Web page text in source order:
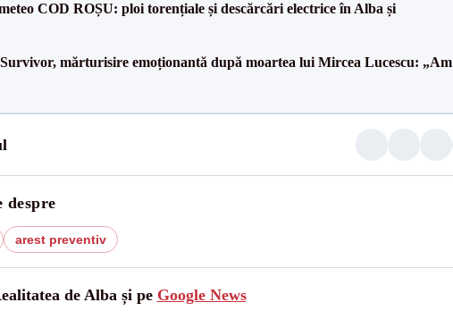
COD ROȘU: ploi torențiale și descărcări electrice în Alba și
mărturisire emoționantă după moartea lui Mircea Lucescu: „Am
despre
arest preventiv
de Alba și pe Google News